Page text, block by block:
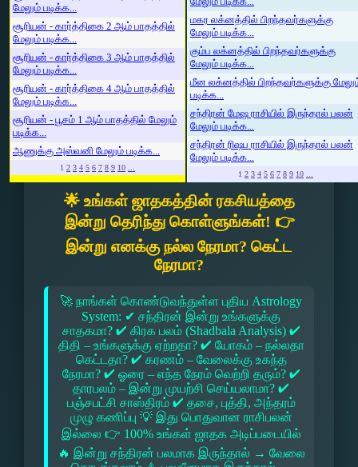
மேலும் படிக்க...
சூரியன் - கார்த்திகை 2 ஆம் பாதத்தில்
மேலும் படிக்க...
சூரியன் - கார்த்திகை 3 ஆம் பாதத்தில்
மேலும் படிக்க...
சூரியன் - கார்த்திகை 4 ஆம் பாதத்தில்
மேலும் படிக்க...
சூரியன் - பூசம் 1 ஆம் பாதத்தில் மேலும்
படிக்க...
ஆணுக்கு அஸ்வனி மேலும் படிக்க...
1 2 3 4 5 6 7 8 9 10 ...
மகர லக்னத்தில் பிறந்தவர்களுக்கு
மேலும் படிக்க...
கும்ப லக்னத்தில் பிறந்தவர்களுக்கு
மேலும் படிக்க...
மீன லக்னத்தில் பிறந்தவர்களுக்கு
படிக்க...
சந்திரன் மேஷ ராசியில் இருந்தால் பலன்
மேலும் படிக்க...
சந்திரன் ரிஷப ராசியில் இருந்தால் பலன்
மேலும் படிக்க...
1 2 3 4 5 6 7 8 9 10 ...
🌟 உங்கள் ஜாதகத்தின் ரகசியத்தை
இன்று தெரிந்து கொள்ளுங்கள்! 👉
இன்று எனக்கு நல்ல நேரமா? கெட்ட
நேரமா?
🚀 நாங்கள் கொண்டுவந்துள்ள புதிய Astrology
System: ✔ சந்திரன் இன்று உங்களுக்கு
சாதகமா? ✔ கிரக பலம் (Shadbala Analysis) ✔
திதி – உங்களுக்கு ஏற்றதா? ✔ யோகம் – நல்லதா
கெட்டதா? ✔ கரணம் – வேலைக்கு உகந்த
நேரமா? ✔ ஓரை – எந்த நேரம் வெற்றி தரும்? ✔
தாரபலம் – இன்று முயற்சி செய்யலாமா? ✔
பஞ்சபட்சி சாஸ்திரம் ✔ தசை, புத்தி, அந்தரம்
முழு கணிப்பு 💡 இது பொதுவான ராசிபலன்
இல்லை 👉 100% உங்கள் ஜாதக அடிப்படையில்
🔥 இன்று சந்திரன் பலமாக இருந்தால் → வேலை